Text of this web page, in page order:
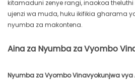
kitamaduni zenye rangi, inaokoa
ujenzi wa muda, huku ikifikia gharama
nyumba za makontena.
Aina za Nyumba za Vyombo
Nyumba za Vyombo Vinavyokunjwa vya